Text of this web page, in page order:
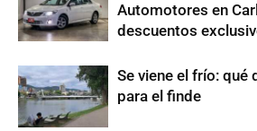
Automotores en
descuentos
Se viene el frío: qué
para el finde